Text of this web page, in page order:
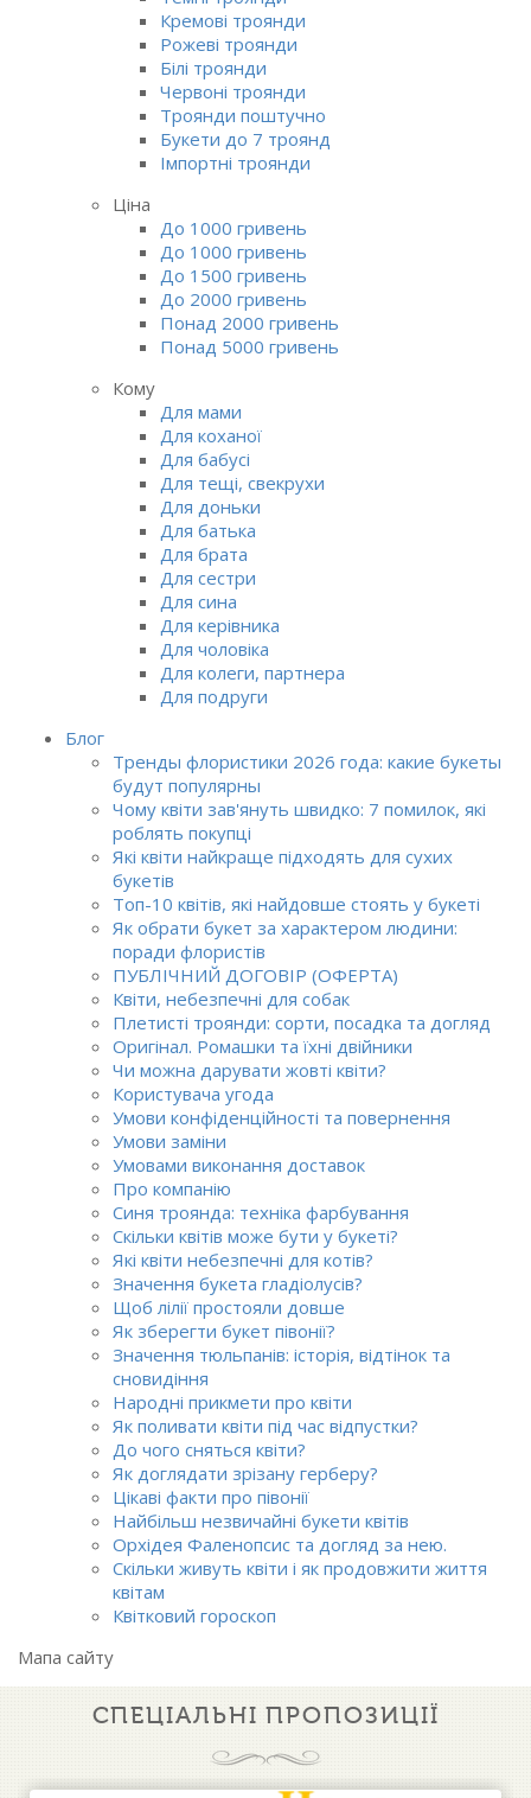
Кремові троянди
Рожеві троянди
Білі троянди
Червоні троянди
Троянди поштучно
Букети до 7 троянд
Імпортні троянди
Ціна
До 1000 гривень
До 1000 гривень
До 1500 гривень
До 2000 гривень
Понад 2000 гривень
Понад 5000 гривень
Кому
Для мами
Для коханої
Для бабусі
Для тещі, свекрухи
Для доньки
Для батька
Для брата
Для сестри
Для сина
Для керівника
Для чоловіка
Для колеги, партнера
Для подруги
Блог
Тренды флористики 2026 года: какие букеты
будут популярны
Чому квіти зав'януть швидко: 7 помилок, які
роблять покупці
Які квіти найкраще підходять для сухих
букетів
Топ-10 квітів, які найдовше стоять у букеті
Як обрати букет за характером людини:
поради флористів
ПУБЛІЧНИЙ ДОГОВІР (ОФЕРТА)
Квіти, небезпечні для собак
Плетисті троянди: сорти, посадка та догляд
Оригінал. Ромашки та їхні двійники
Чи можна дарувати жовті квіти?
Користувача угода
Умови конфіденційності та повернення
Умови заміни
Умовами виконання доставок
Про компанію
Синя троянда: техніка фарбування
Скільки квітів може бути у букеті?
Які квіти небезпечні для котів?
Значення букета гладіолусів?
Щоб лілії простояли довше
Як зберегти букет півонії?
Значення тюльпанів: історія, відтінок та
сновидіння
Народні прикмети про квіти
Як поливати квіти під час відпустки?
До чого сняться квіти?
Як доглядати зрізану герберу?
Цікаві факти про півонії
Найбільш незвичайні букети квітів
Орхідея Фаленопсис та догляд за нею.
Скільки живуть квіти і як продовжити життя
квітам
Квітковий гороскоп
Мапа сайту
СПЕЦІАЛЬНІ ПРОПОЗИЦІЇ